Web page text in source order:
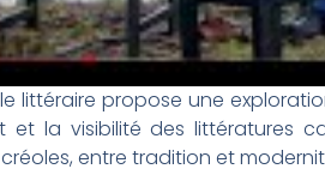
littéraire propose une
et la visibilité des littératures
entre tradition et